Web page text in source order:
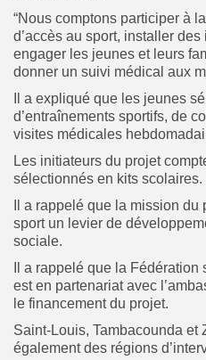
“Nous comptons participer à
d’accès au sport, installer
engager les jeunes et leurs
donner un suivi médical aux
Il a expliqué que les jeunes
d’entraînements sportifs, de
visites médicales
Les initiateurs du projet
sélectionnés en kits scolaires.
Il a rappelé que la mission
sport un levier de
sociale.
Il a rappelé que la Fédération
est en partenariat avec
le financement du projet.
Saint-Louis, Tambacounda et
également des régions